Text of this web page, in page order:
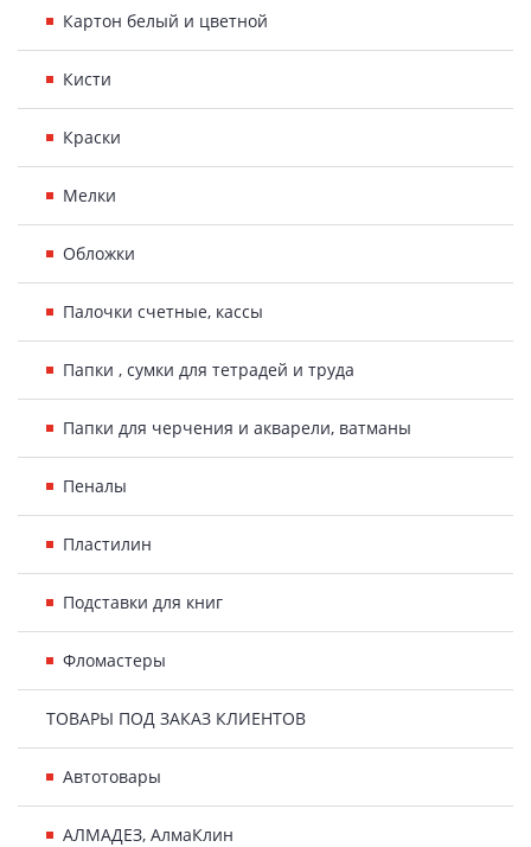
Картон белый и цветной
Кисти
Краски
Мелки
Обложки
Палочки счетные, кассы
Папки , сумки для тетрадей и труда
Папки для черчения и акварели, ватманы
Пеналы
Пластилин
Подставки для книг
Фломастеры
ТОВАРЫ ПОД ЗАКАЗ КЛИЕНТОВ
Автотовары
АЛМАДЕЗ, АлмаКлин